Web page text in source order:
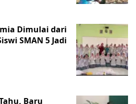
Dimulai dari
SMAN 5 Jadi
Baru